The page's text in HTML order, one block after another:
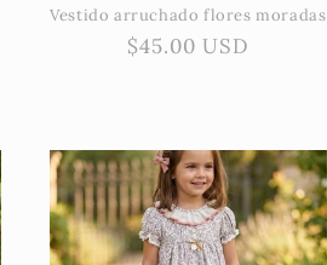
Vestido arruchado flores moradas
Precio
$45.00 USD